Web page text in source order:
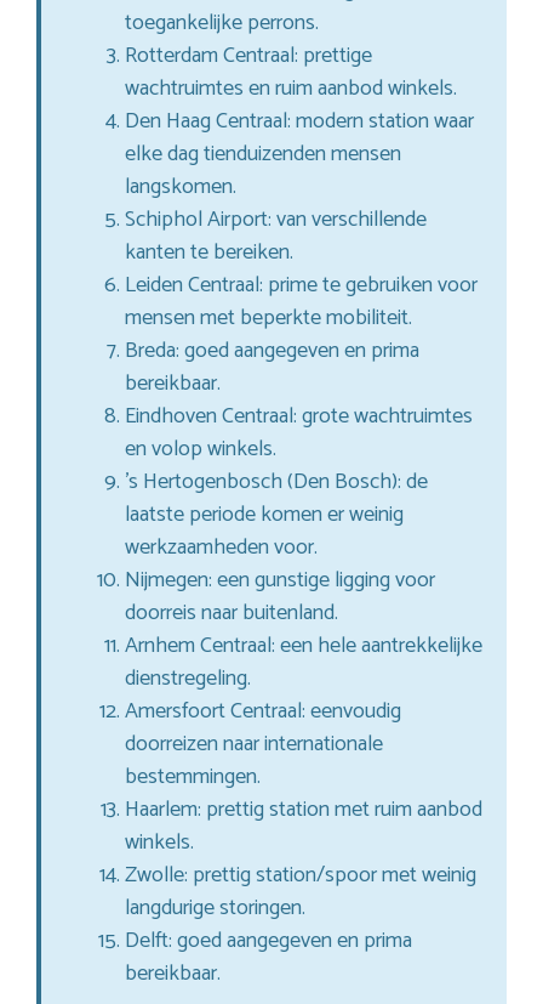
toegankelijke perrons.
Rotterdam Centraal: prettige
wachtruimtes en ruim aanbod winkels.
Den Haag Centraal: modern station waar
elke dag tienduizenden mensen
langskomen.
Schiphol Airport: van verschillende
kanten te bereiken.
Leiden Centraal: prime te gebruiken voor
mensen met beperkte mobiliteit.
Breda: goed aangegeven en prima
bereikbaar.
Eindhoven Centraal: grote wachtruimtes
en volop winkels.
’s Hertogenbosch (Den Bosch): de
laatste periode komen er weinig
werkzaamheden voor.
Nijmegen: een gunstige ligging voor
doorreis naar buitenland.
Arnhem Centraal: een hele aantrekkelijke
dienstregeling.
Amersfoort Centraal: eenvoudig
doorreizen naar internationale
bestemmingen.
Haarlem: prettig station met ruim aanbod
winkels.
Zwolle: prettig station/spoor met weinig
langdurige storingen.
Delft: goed aangegeven en prima
bereikbaar.